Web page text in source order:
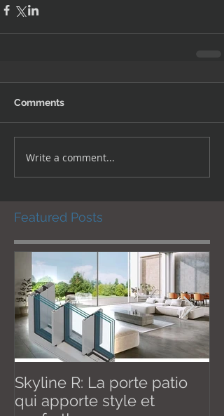
Featured Posts
Comments
Write a comment...
Skyline R: La porte patio
qui apporte style et